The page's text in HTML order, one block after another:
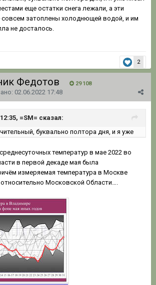
еще остатки снега лежали, а эти
затоплены холоднющей водой, и им
не досталось.
2
Федотов 29 108
02.06.2022 17:48
=SM= сказал:
буквально полтора дня, и я уже
температур в мае 2022 во
в первой декаде мая была
измеряемая температура в Москве
Московской Области….